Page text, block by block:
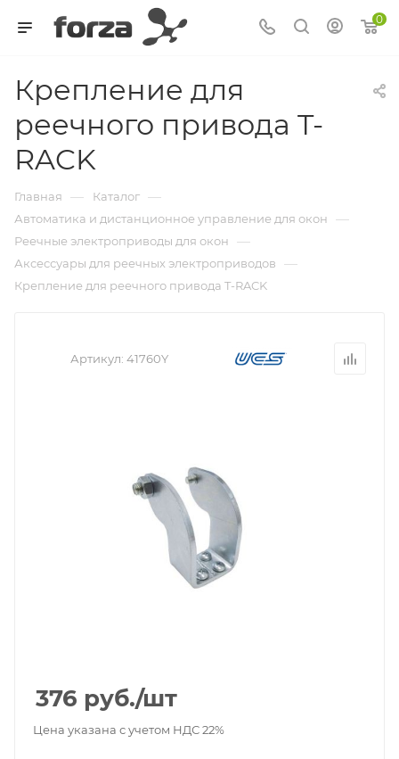
0
Крепление для
реечного привода T-
RACK
Главная — Каталог —
Автоматика и дистанционное управление для окон —
Реечные электроприводы для окон —
Аксессуары для реечных электроприводов —
Крепление для реечного привода T-RACK
Артикул: 41760Y
376 руб./шт
Цена указана с учетом НДС 22%